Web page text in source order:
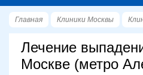
Главная Клиники Москвы
Лечение
Москве (метро